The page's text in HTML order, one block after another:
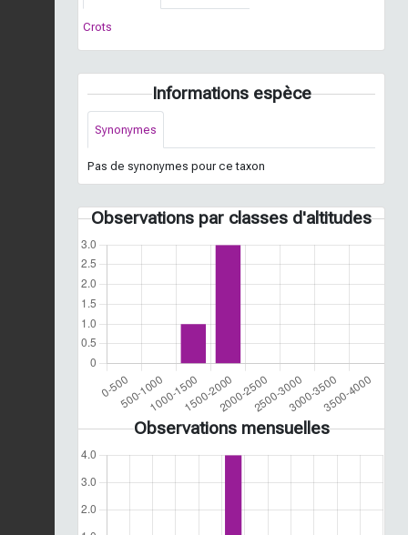
Crots
Informations espèce
Synonymes
Pas de synonymes pour ce taxon
Observations par classes d'altitudes
Observations mensuelles